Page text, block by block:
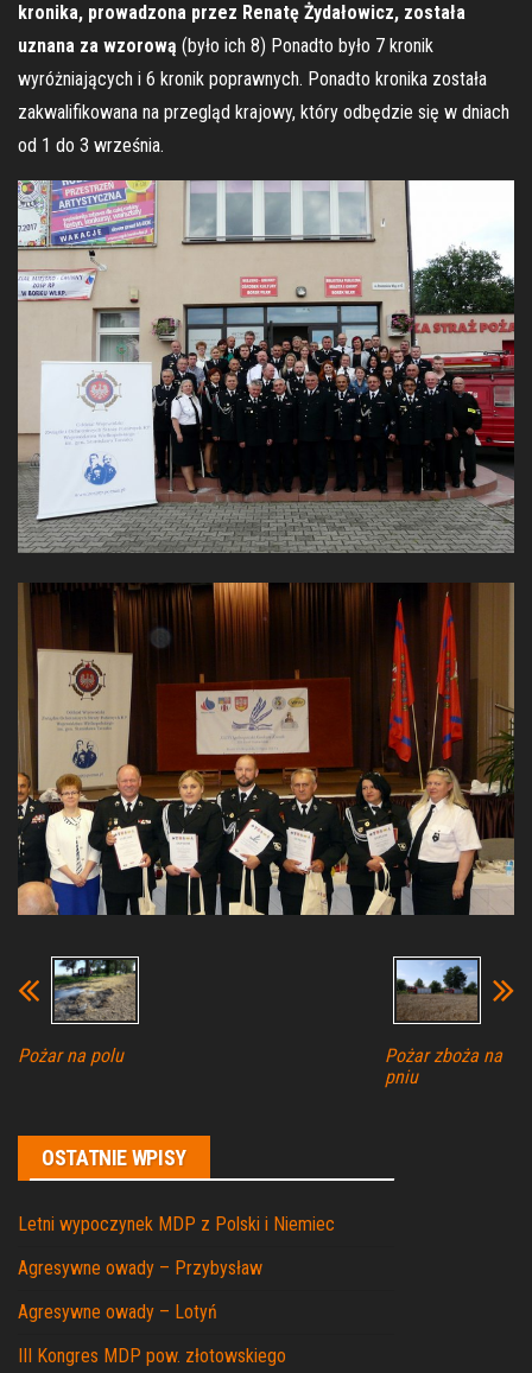
kronika, prowadzona przez Renatę Żydałowicz, została
uznana za wzorową (było ich 8) Ponadto było 7 kronik
wyróżniających i 6 kronik poprawnych. Ponadto kronika została
zakwalifikowana na przegląd krajowy, który odbędzie się w dniach
od 1 do 3 września.
Pożar na polu
Pożar zboża na
pniu
OSTATNIE WPISY
Letni wypoczynek MDP z Polski i Niemiec
Agresywne owady – Przybysław
Agresywne owady – Lotyń
III Kongres MDP pow. złotowskiego